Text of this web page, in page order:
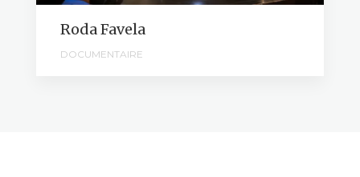
Roda Favela
DOCUMENTAIRE